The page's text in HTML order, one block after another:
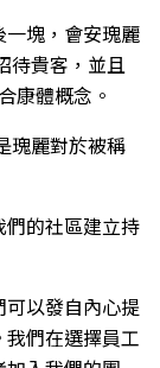
塊，會安瑰麗
待貴客，並且
康體概念。
瑰麗對於被稱
的社區建立持
可以發自內心提
們在選擇員工